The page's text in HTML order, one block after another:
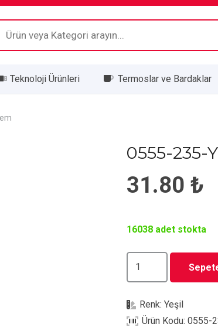
Teknoloji Ürünleri Termoslar ve Bardaklar
0555-235-
31.80 ₺
16038 adet stokta
Tükenmez
Kalem
Renk:Yeşil
Ürün Kodu:0555-